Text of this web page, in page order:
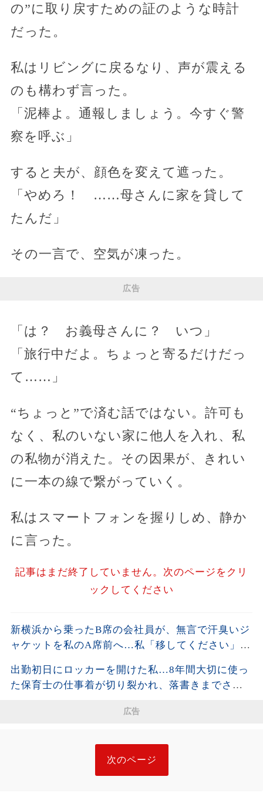
の”に取り戻すための証のような時計
だった。
私はリビングに戻るなり、声が震える
のも構わず言った。
「泥棒よ。通報しましょう。今すぐ警
察を呼ぶ」
すると夫が、顔色を変えて遮った。
「やめろ！ ……母さんに家を貸して
たんだ」
その一言で、空気が凍った。
広告
「は？ お義母さんに？ いつ」
「旅行中だよ。ちょっと寄るだけだっ
て……」
“ちょっと”で済む話ではない。許可も
なく、私のいない家に他人を入れ、私
の私物が消えた。その因果が、きれい
に一本の線で繋がっていく。
私はスマートフォンを握りしめ、静か
に言った。
記事はまだ終了していません。次のページをクリ
ックしてください
新横浜から乗ったB席の会社員が、無言で汗臭いジ
ャケットを私のA席前へ…私「移してください」男
客が名刺を差し出し…
出勤初日にロッカーを開けた私…8年間大切に使っ
た保育士の仕事着が切り裂かれ、落書きまでされ
私が残した1枚の写真と記録が、後日すべてを変え
広告
次のページ